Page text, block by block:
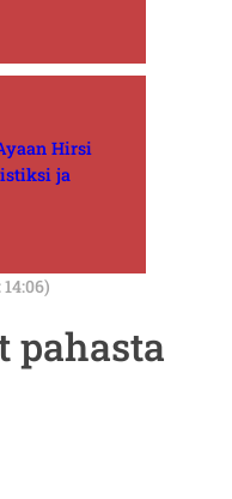
Hirsi
ja
pahasta